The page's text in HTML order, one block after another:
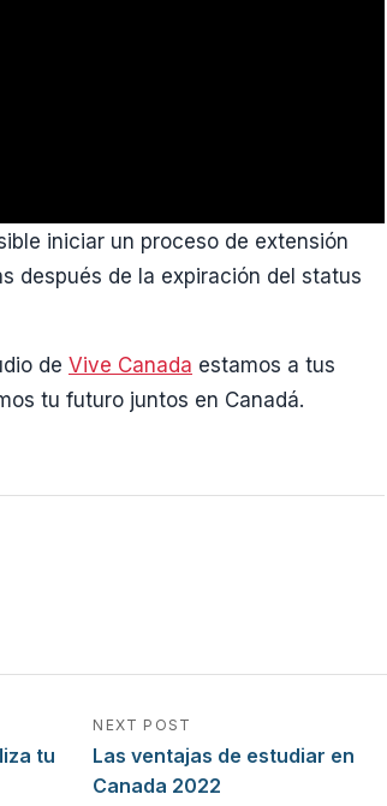
iniciar un proceso de extensión
después de la expiración del status
de Vive Canada estamos a tus
tu futuro juntos en Canadá.
tu
NEXT POST
Las ventajas de estudiar en
Canada 2022